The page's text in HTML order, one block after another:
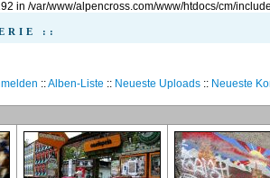
in /var/www/alpencross.com/www/htdocs/cm/
::
::Alben-Liste :: Neueste Uploads:: Neueste